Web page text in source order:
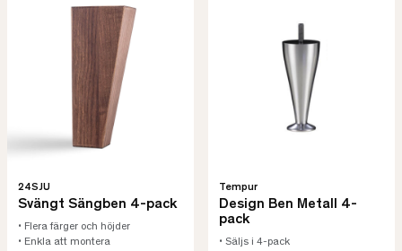
24SJU
Svängt Sängben 4-pack
• Flera färger och höjder
• Enkla att montera
Tempur
Design Ben Metall 4-
pack
• Säljs i 4-pack